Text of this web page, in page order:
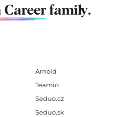
Career family.
Arnold
Teamio
Seduo.cz
Seduo.sk